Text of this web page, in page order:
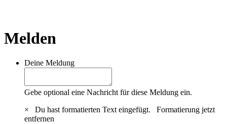
Melden
Deine Meldung
Gebe optional eine Nachricht für diese Meldung ein.
×
Du hast formatierten Text eingefügt. Formatierung jetzt
entfernen